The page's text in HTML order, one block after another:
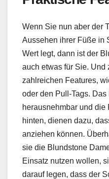
Wenn Sie nun aber der
Aussehen ihrer Füße in
Wert legt, dann ist der
auch etwas für Sie. Und
zahlreichen Features,
oder den Pull-Tags. Das
herausnehmbar und die
hinten, dienen dazu,
anziehen können.
sie die Blundstone
Einsatz nutzen wollen,
darauf legen, dass der